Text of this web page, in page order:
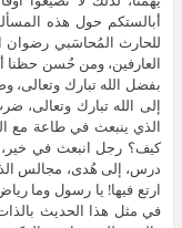
أبالستكم حول هذه
للحارث المُحاسَبي رضوان
العارفين، ومن حُسن حظنا
بفضل الله تبارك وتعالى،
إلى الله تبارك وتعالى،
الذي ينبعث في طاعة مع
كيف؟ رجل انبعث في
درس، إلى هُدى، مجالس
ارتع فيها! يا رسول وما
في مثل هذا الحديث